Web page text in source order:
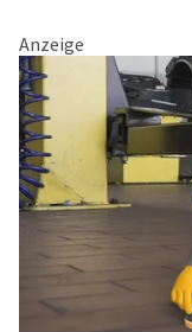
Anzeige